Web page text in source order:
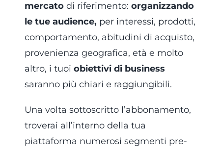
mercato di riferimento: organizzando
le tue audience, per interessi, prodotti,
comportamento, abitudini di acquisto,
provenienza geografica, età e molto
altro, i tuoi obiettivi di business
saranno più chiari e raggiungibili.
Una volta sottoscritto l’abbonamento,
troverai all’interno della tua
piattaforma numerosi segmenti pre-